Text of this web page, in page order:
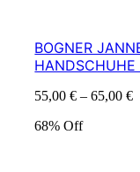
BOGNER
55,00€ –65,00€
68% Off